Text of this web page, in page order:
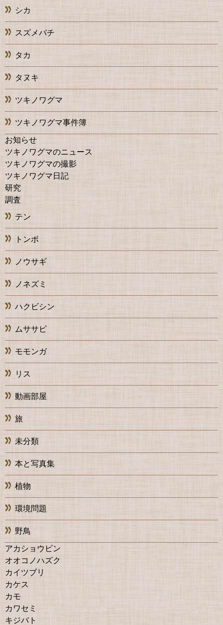
シカ
スズメバチ
タカ
タヌキ
ツキノワグマ
ツキノワグマ事件簿
お知らせ
ツキノワグマのニュース
ツキノワグマの撮影
ツキノワグマ日記
研究
調査
テン
トンボ
ノウサギ
ノネズミ
ハクビシン
ムササビ
モモンガ
リス
動画部屋
旅
未分類
本と写真集
植物
環境問題
野鳥
アカショウビン
オオコノハズク
カイツブリ
カケス
カモ
カワセミ
キジバト